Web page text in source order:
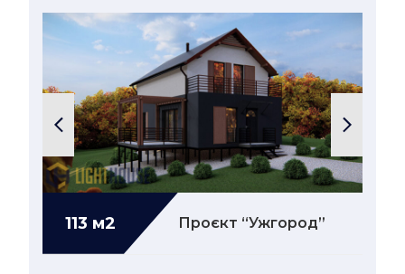
113 м2 Проєкт “Ужгород”
Детальніше...